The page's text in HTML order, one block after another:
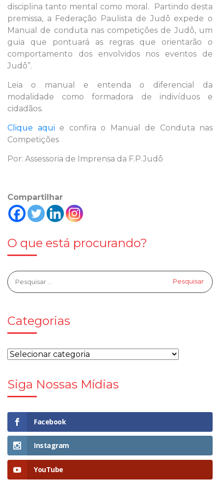
disciplina tanto mental como moral. Partindo desta
premissa, a Federação Paulista de Judô expede o
Manual de conduta nas competições de Judô, um
guia que pontuará as regras que orientarão o
comportamento dos envolvidos nos eventos de
Judô”.
Leia o manual e entenda o diferencial da
modalidade como formadora de indivíduos e
cidadãos.
Clique aqui e confira o Manual de Conduta nas
Competições
Por: Assessoria de Imprensa da F.P.Judô
Compartilhar
O que está procurando?
Categorias
Siga Nossas Mídias
Facebook
Instagram
YouTube